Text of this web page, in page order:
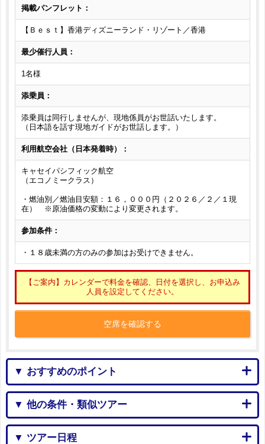
掲載パンフレット：
【Ｂｅｓｔ】香港ディズニーランド・リゾート／香港
最少催行人員：
1名様
添乗員：
添乗員は同行しませんが、現地係員がお世話いたします。
（日本語を話す現地ガイドがお世話します。）
利用航空会社（日本発着時）：
キャセイパシフィック航空
（エコノミークラス）
・燃油別／燃油目安額：１６，０００円（２０２６／２／１現
在） ※原油価格の変動により変更されます。
参加条件：
・１８歳未満の方のみの参加はお受けできません。
【ご案内】カレンダーで料金を確認、日付を選択し、お申込み
人員を設定してください。
空席を確認する
▼ おすすめのポイント
▼ 他の条件・類似ツアー
▼ ツアー日程